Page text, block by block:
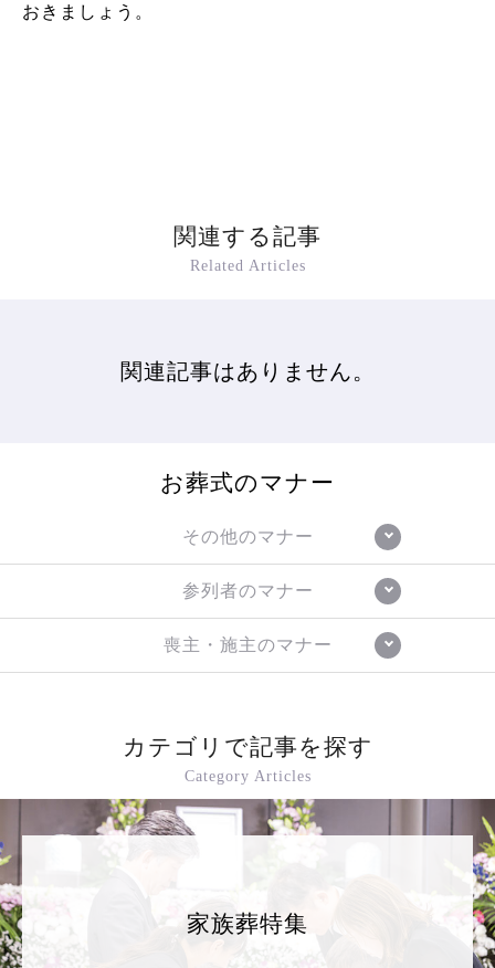
おきましょう。
関連する記事
Related Articles
関連記事はありません。
お葬式のマナー
その他のマナー
参列者のマナー
喪主・施主のマナー
カテゴリで記事を探す
Category Articles
家族葬特集